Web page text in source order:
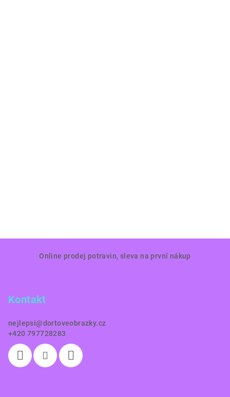
Online prodej potravin, sleva na první nákup
Kontakt
nejlepsi@dortoveobrazky.cz
+420 797728283